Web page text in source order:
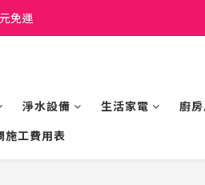
制價格 私訊優惠價
免運
淨水設備 生活家電 廚
施工費用表